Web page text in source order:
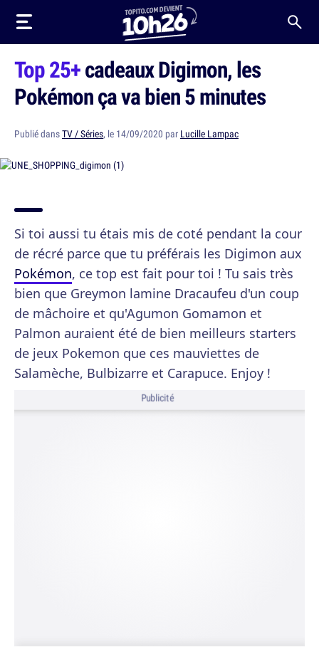
Top 25+cadeaux Digimon, les
Pokémon ça va bien 5 minutes
Publié dansTV / Séries, le 14/09/2020 par Lucille Lampac
Si toi aussi tu étais mis de coté pendant la cour
de récré parce que tu préférais les Digimon aux
Pokémon, ce top est fait pour toi ! Tu sais très
bien que Greymon lamine Dracaufeu d'un coup
de mâchoire et qu'Agumon Gomamon et
Palmon auraient été de bien meilleurs starters
de jeux Pokemon que ces mauviettes de
Salamèche, Bulbizarre et Carapuce. Enjoy !
Publicité